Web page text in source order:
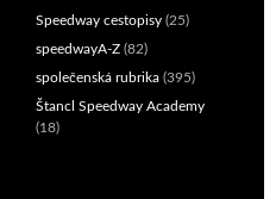
Speedway cestopisy (25)
speedwayA-Z (82)
společenská rubrika (395)
Štancl Speedway Academy
(18)